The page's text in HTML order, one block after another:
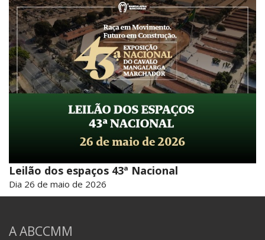
Leilão dos espaços 43ª Nacional
Dia 26 de maio de 2026
A ABCCMM